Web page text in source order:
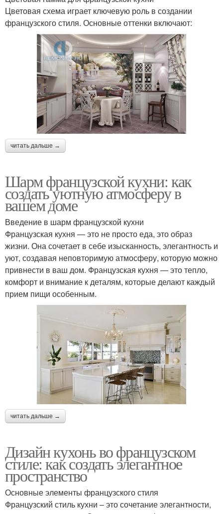
Цветовая схема играет ключевую роль в создании
французского стиля. Основные оттенки включают:
читать дальше →
Шарм французской кухни: как
создать уютную атмосферу в
вашем доме
Введение в шарм французской кухни
Французская кухня — это не просто еда, это образ
жизни. Она сочетает в себе изысканность, элегантность и
уют, создавая неповторимую атмосферу, которую можно
привнести в ваш дом. Французская кухня — это тепло,
комфорт и внимание к деталям, которые делают каждый
прием пищи особенным.
читать дальше →
Дизайн кухонь во французском
стиле: как создать элегантное
пространство
Основные элементы французского стиля
Французский стиль кухни – это сочетание элегантности,